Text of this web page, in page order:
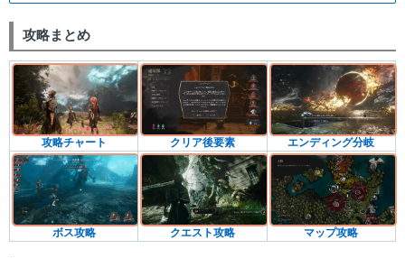
攻略まとめ
攻略チャート クリア後要素 エンディング分岐
ボス攻略 クエスト攻略 マップ攻略